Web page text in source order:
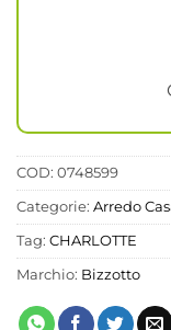
COD: 0748599
Categorie: Arredo
Tag: CHARLOTTE
Marchio: Bizzotto